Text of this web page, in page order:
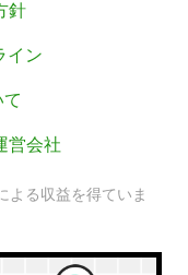
針
イン
営会社
よる収益を得ていま